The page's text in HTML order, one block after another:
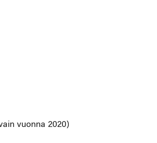
vuonna 2020)